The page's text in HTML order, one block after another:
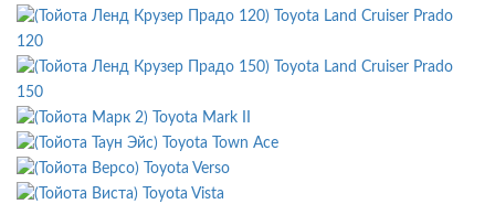
Toyota Land Cruiser Prado
120
Toyota Land Cruiser Prado
150
Toyota Mark II
Toyota Town Ace
Toyota Verso
Toyota Vista